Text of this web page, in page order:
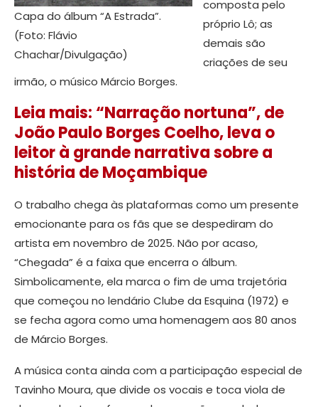
Capa do álbum “A Estrada”.
(Foto: Flávio
Chachar/Divulgação)
composta pelo
próprio Lô; as
demais são
criações de seu
irmão, o músico Márcio Borges.
Leia mais: “Narração nortuna”, de
João Paulo Borges Coelho, leva o
leitor à grande narrativa sobre a
história de Moçambique
O trabalho chega às plataformas como um presente
emocionante para os fãs que se despediram do
artista em novembro de 2025. Não por acaso,
“Chegada” é a faixa que encerra o álbum.
Simbolicamente, ela marca o fim de uma trajetória
que começou no lendário Clube da Esquina (1972) e
se fecha agora como uma homenagem aos 80 anos
de Márcio Borges.
A música conta ainda com a participação especial de
Tavinho Moura, que divide os vocais e toca viola de